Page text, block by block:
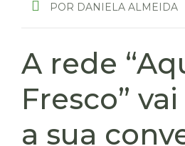
POR DANIELA ALMEIDA
A rede
Fresco”
a sua